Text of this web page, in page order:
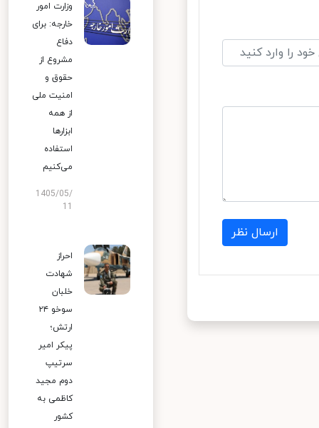
ارسال نظر
وزارت امور
خارجه: برای
دفاع
مشروع از
حقوق و
امنیت ملی
از همه
ابزارها
استفاده
می‌کنیم
1405/05/
احراز
شهادت
خلبان
سوخو ۲۴
ارتش؛
پیکر امیر
سرتیپ
دوم مجید
کاظمی به
کشور